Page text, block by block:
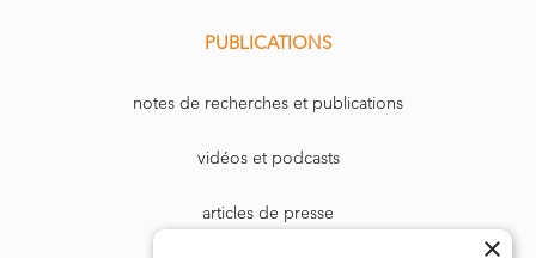
PUBLICATIONS
notes de recherches et publications
vidéos et podcasts
articles de presse
×